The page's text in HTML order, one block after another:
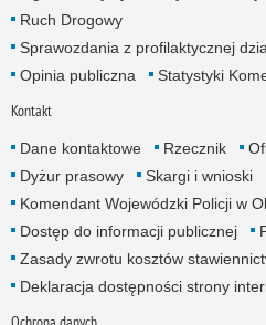
Ruch Drogowy
Sprawozdania z profilaktycznej
Opinia publiczna
Statystyki
Kontakt
Dane kontaktowe Rzecznik
Dyżur prasowy
Skargi i wnioski
Komendant Wojewódzki Policji w
Dostęp do informacji publicznej
Zasady zwrotu kosztów
Deklaracja dostępności strony